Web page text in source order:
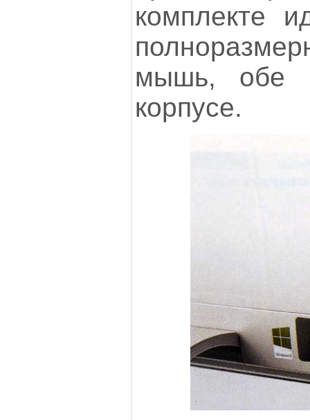
комплекте
мышь, обе
корпусе.